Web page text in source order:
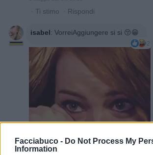
Facciabuco - Do Not Process My
Information
· Ti stimo · Rispondi
isabel: VorreiAggiungere si si 😚😁
2